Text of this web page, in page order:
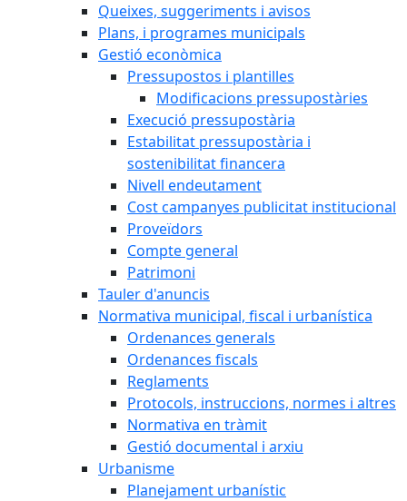
Queixes, suggeriments i avisos
Plans, i programes municipals
Gestió econòmica
Pressupostos i plantilles
Modificacions pressupostàries
Execució pressupostària
Estabilitat pressupostària i
sostenibilitat financera
Nivell endeutament
Cost campanyes publicitat institucional
Proveïdors
Compte general
Patrimoni
Tauler d'anuncis
Normativa municipal, fiscal i urbanística
Ordenances generals
Ordenances fiscals
Reglaments
Protocols, instruccions, normes i altres
Normativa en tràmit
Gestió documental i arxiu
Urbanisme
Planejament urbanístic